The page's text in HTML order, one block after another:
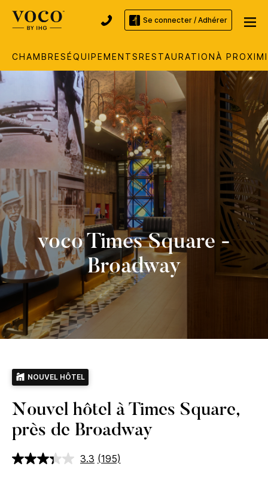
Se connecter / Adhérer
CHAMBRESÉQUIPEMENTSRESTAURATIONÀ
vocoTimes Square -
Broadway
NOUVEL HÔTEL
Nouvel hôtel à Times Square,
près de Broadway
3.3 Lire
(195)